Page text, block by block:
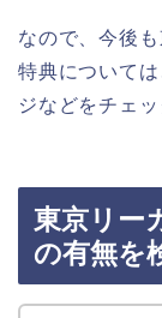
なので、今後
特典について
ジなどをチェ
東京リー
の有無を